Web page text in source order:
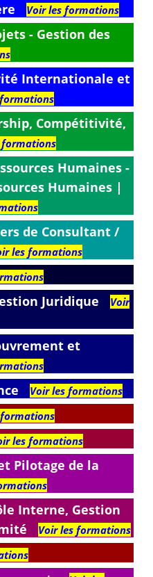
Voir les formations
- Gestion des
Internationale et
Compétitivité,
formations
Humaines -
Humaines |
de Consultant /
les formations
Juridique
Voir
et
Voir les formations
les formations
Pilotage de la
Interne, Gestion
Voir les formations